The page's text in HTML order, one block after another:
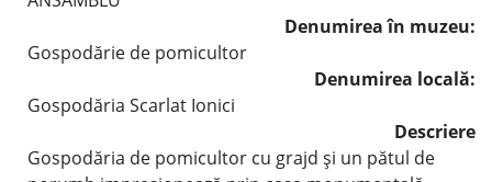
Denumirea în muzeu:
Gospodărie de pomicultor
Denumirea locală:
Gospodăria Scarlat Ionici
Descriere
Gospodăria de pomicultor cu grajd şi un pătul de